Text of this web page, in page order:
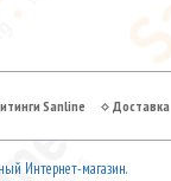
Sanline Доставка
Интернет-магазин.